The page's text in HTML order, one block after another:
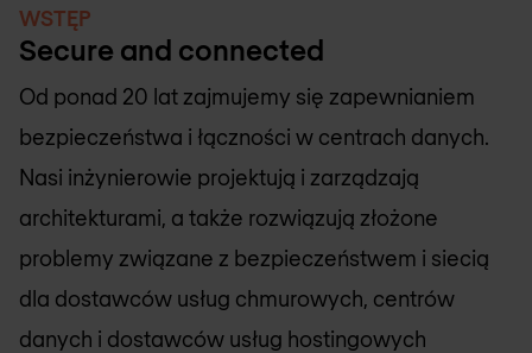
WSTĘP
Secure and connected
Od ponad 20 lat zajmujemy się zapewnianiem
bezpieczeństwa i łączności w centrach danych.
Nasi inżynierowie projektują i zarządzają
architekturami, a także rozwiązują złożone
problemy związane z bezpieczeństwem i siecią
dla dostawców usług chmurowych, centrów
danych i dostawców usług hostingowych